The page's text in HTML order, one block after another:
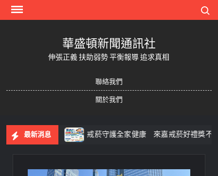
Skip
華盛頓新聞通訊社
伸張正義 扶助弱勢 平衡報導 追求真相
聯絡我們
關於我們
最新消息
一次玩 戒菸守護全家健康 來嘉戒菸好禮獎不完